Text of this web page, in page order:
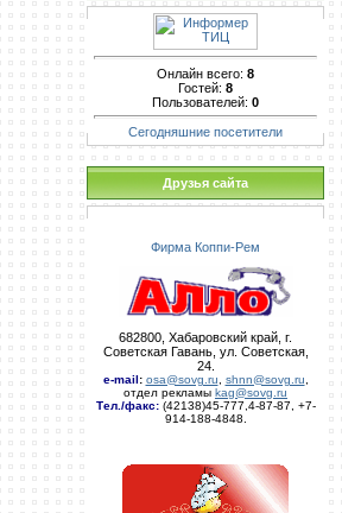
Онлайн всего: 8
Гостей: 8
Пользователей: 0
Сегодняшние посетители
Друзья сайта
Фирма Коппи-Рем
682800, Хабаровский край, г.
Советская Гавань, ул. Советская,
24.
e-mail: osa@sovg.ru shnn@sovg.ru
отдел рекламы kag@sovg.ru
Тел./факс:(42138)45-777,4-87-87, +7-
914-188-4848.